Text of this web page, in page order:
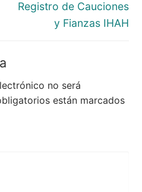
Entrada
siguiente:
Registro de Cauciones
y Fianzas IHAH
no será
están marcados